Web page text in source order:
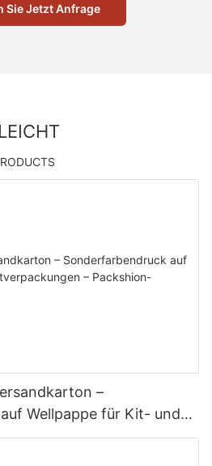
Sie Jetzt Anfrage
–
Wellpappe für Kit- und
Verpackung